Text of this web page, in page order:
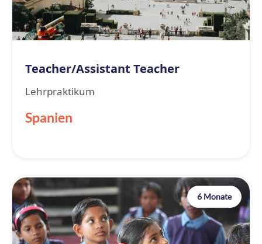
Teacher/Assistant Teacher
Lehrpraktikum
Spanien
6 Monate